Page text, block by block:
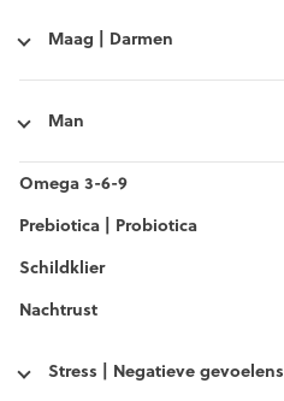
Maag | Darmen
Man
Omega 3-6-9
Prebiotica | Probiotica
Schildklier
Nachtrust
Stress | Negatieve gevoelens